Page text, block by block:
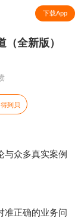
下载App
全新版）
得到贝
与众多真实案例
准正确的业务问